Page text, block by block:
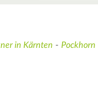
in Kärnten - Pockhorn